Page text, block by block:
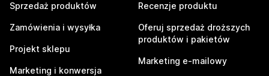
Sprzedaż produktów
Zamówienia i wysyłka
Projekt sklepu
Marketing i konwersja
Recenzje produktu
Oferuj sprzedaż droższych
produktów i pakietów
Marketing e-mailowy